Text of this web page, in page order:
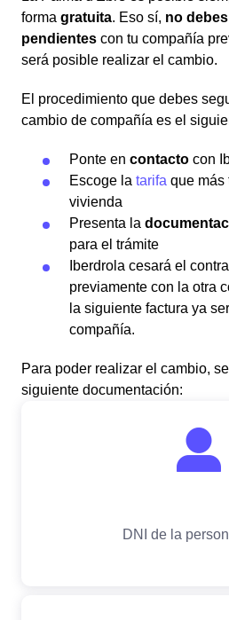
forma gratuita. Eso sí, no
pendientes con tu compañía
será posible realizar el cambio.
El procedimiento que debes
cambio de compañía es el
Ponte en contacto con
Escoge la tarifa que más
vivienda
Presenta la
para el trámite
Iberdrola cesará el
previamente con la otra
la siguiente factura ya
compañía.
Para poder realizar el cambio,
siguiente documentación: